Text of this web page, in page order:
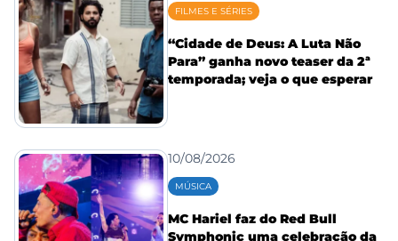
FILMES E SÉRIES
“Cidade de Deus: A Luta Não
Para” ganha novo teaser da 2ª
temporada; veja o que esperar
10/08/2026
MÚSICA
MC Hariel faz do Red Bull
Symphonic uma celebração da